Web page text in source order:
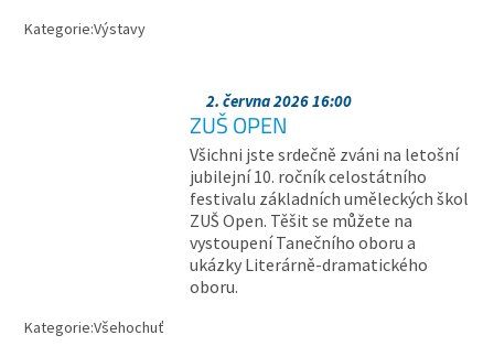
Kategorie:Výstavy
2. června 2026 16:00
ZUŠ OPEN
Všichni jste srdečně zváni na letošní
jubilejní 10. ročník celostátního
festivalu základních uměleckých škol
ZUŠ Open. Těšit se můžete na
vystoupení Tanečního oboru a
ukázky Literárně-dramatického
oboru.
Kategorie:Všehochuť